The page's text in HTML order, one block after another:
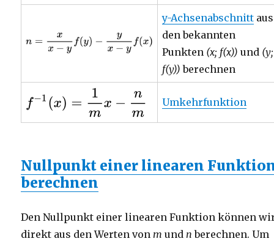
y-Achsenabschnitt aus
den bekannten
Punkten (x; f(x)) und (y;
f(y)) berechnen
Umkehrfunktion
Nullpunkt einer linearen
berechnen
Den Nullpunkt einer linearen Funktion können
direkt aus den Werten von m und n berechnen. Um